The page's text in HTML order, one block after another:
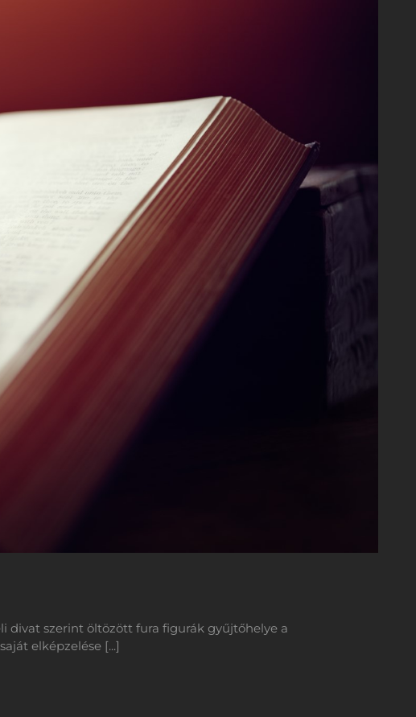
divat szerint öltözött fura figurák gyűjtőhelye a
elképzelése [...]